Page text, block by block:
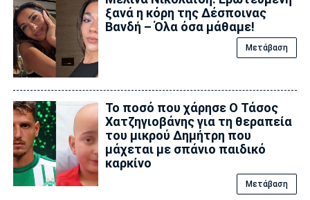
ξανά η κόρη της Δέσποινας
Βανδή – Όλα όσα μάθαμε!
Μετάβαση
Το ποσό που χάρησε Ο Τάσος
Χατζηγιοβάνης για τη θεραπεία
του μικρού Δημήτρη που
μάχεται με σπάνιο παιδικό
καρκίνο
Μετάβαση